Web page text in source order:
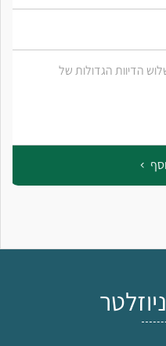
הדיוות הגדולות של